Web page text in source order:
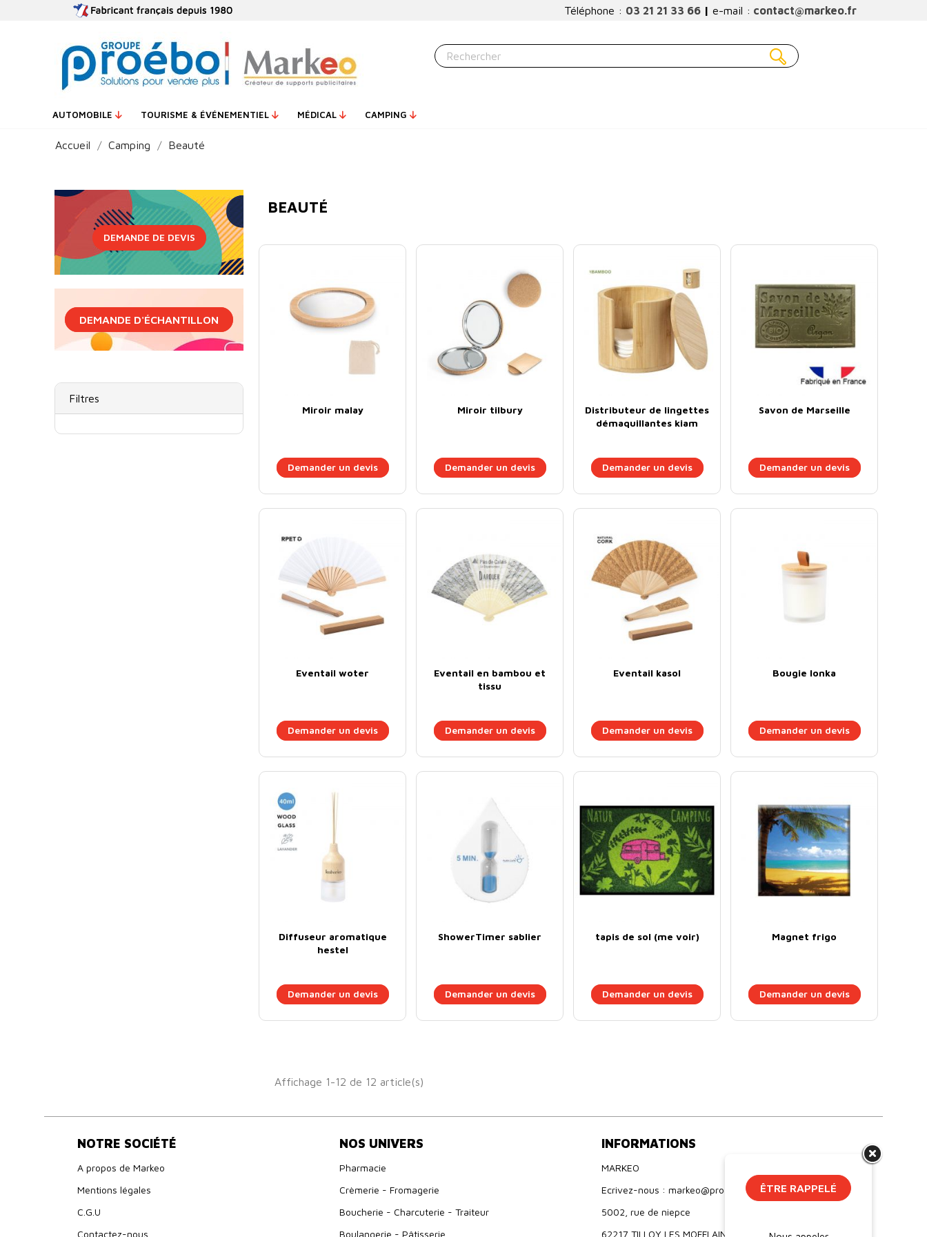
Téléphone : 03 21 21 33 66 | e-mail : contact@markeo.fr
AUTOMOBILE TOURISME & ÉVÉNEMENTIEL MÉDICAL CAMPING
Accueil Camping Beauté
DEMANDE DE DEVIS
DEMANDE D'ÉCHANTILLON
Filtres
BEAUTÉ
Miroir malay
Demander un devis
Miroir tilbury
Demander un devis
Distributeur de lingettes
démaquillantes kiam
Demander un devis
Savon de Marseille
Demander un devis
Eventail woter
Demander un devis
Eventail en bambou et
tissu
Demander un devis
Eventail kasol
Demander un devis
Bougie lonka
Demander un devis
Diffuseur aromatique
hestel
Demander un devis
ShowerTimer sablier
Demander un devis
tapis de sol (me voir)
Demander un devis
Magnet frigo
Demander un devis
Affichage 1-12 de 12 article(s)
NOTRE SOCIÉTÉ
A propos de Markeo
Mentions légales
C.G.U
Contactez-nous
NOS UNIVERS
Pharmacie
Crèmerie - Fromagerie
Boucherie - Charcuterie - Traiteur
Boulangerie - Pâtisserie
INFORMATIONS
MARKEO
Ecrivez-nous : markeo@proebo.fr
5002, rue de niepce
62217 TILLOY LES MOFFLAINES
ÊTRE RAPPELÉ